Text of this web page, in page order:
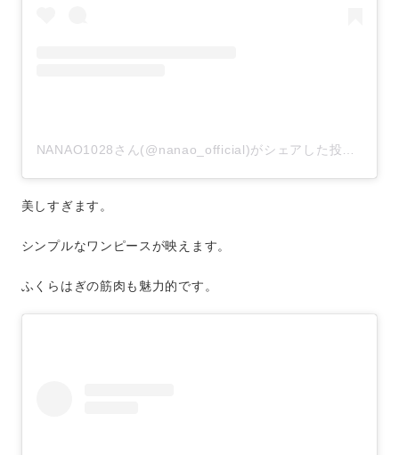
美しすぎます。
シンプルなワンピースが映えます。
ふくらはぎの筋肉も魅力的です。